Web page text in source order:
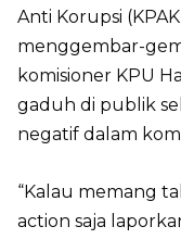
Anti Korupsi
menggembar-
komisioner KPU
gaduh di publik
negatif dalam
“Kalau memang
action saja